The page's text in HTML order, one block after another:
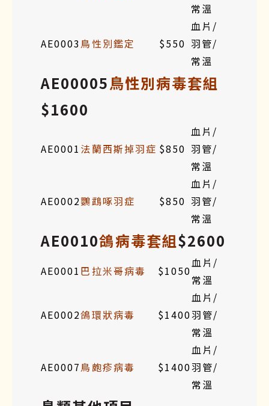
常溫
AE0003鳥性別鑑定 $550
血片/
羽管/
常溫
AE00005鳥性別病毒套組
$1600
AE0001 法蘭西斯掉羽症 $850
血片/
羽管/
常溫
AE0002鸚鵡啄羽症 $850
血片/
羽管/
常溫
AE0010鴿病毒套組$2600
AE0001 巴拉米哥病毒 $1050
血片/
常溫
AE0002鴿環狀病毒 $1400
血片/
羽管/
常溫
AE0007鳥皰疹病毒 $1400
血片/
羽管/
常溫